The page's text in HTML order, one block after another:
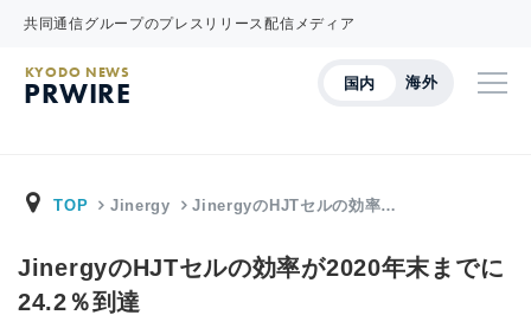
共同通信グループのプレスリリース配信メディア
国内 海外
KYODO NEWS
PRWIRE
TOP Jinergy JinergyのHJTセルの効率…
JinergyのHJTセルの効率が2020年末までに
24.2％到達